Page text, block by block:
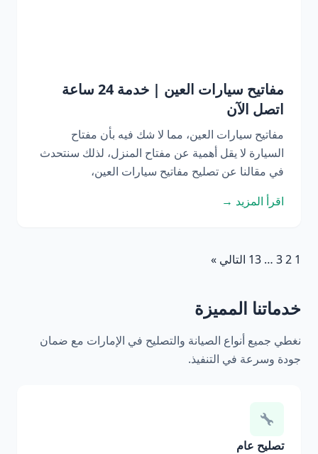
مفاتيح سيارات العين | خدمة 24 ساعة
اتصل الآن
مفاتيح سيارات العين، مما لا شك فيه بأن مفتاح
السيارة لا يقل أهمية عن مفتاح المنزل، لذلك سنتحدث
في مقالنا عن تصليح مفاتيح سيارات العين،
اقرأ المزيد →
1
2
3
…
13 التالي »
خدماتنا المميزة
نغطي جميع أنواع الصيانة والتصليح في الإمارات مع ضمان
جودة وسرعة في التنفيذ.
تصليح عام